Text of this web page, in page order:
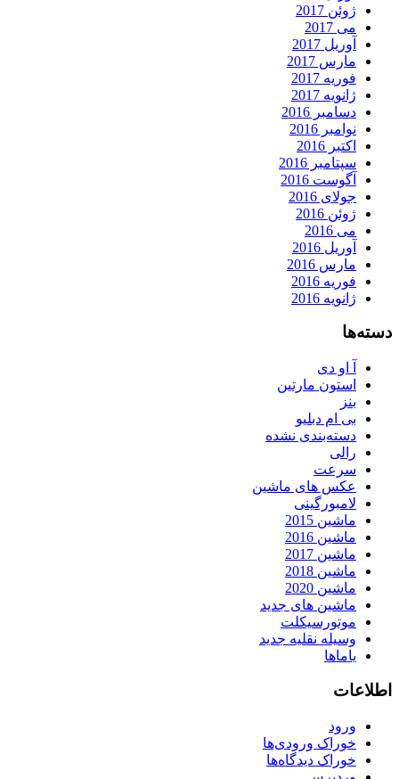
ژوئن 2017
می 2017
آوریل 2017
مارس 2017
فوریه 2017
ژانویه 2017
دسامبر 2016
نوامبر 2016
اکتبر 2016
سپتامبر 2016
آگوست 2016
جولای 2016
ژوئن 2016
می 2016
آوریل 2016
مارس 2016
فوریه 2016
ژانویه 2016
دسته‌ها
آ او دی
استون مارتین
بنز
بی ام دبلیو
دسته‌بندی نشده
رالی
سرعت
عکس های ماشین
لامبورگینی
ماشین 2015
ماشین 2016
ماشین 2017
ماشین 2018
ماشین 2020
ماشین های جدید
موتورسیکلت
وسیله نقلیه جدید
یاماها
اطلاعات
ورود
خوراک ورودی‌ها
خوراک دیدگاه‌ها